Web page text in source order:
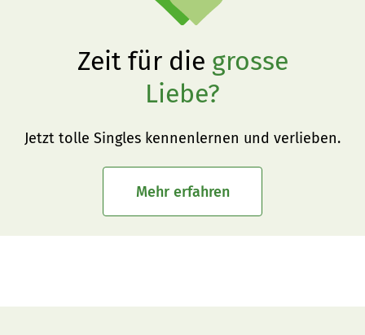
Zeit für die grosse
Liebe?
Jetzt tolle Singles kennenlernen und verlieben.
Mehr erfahren